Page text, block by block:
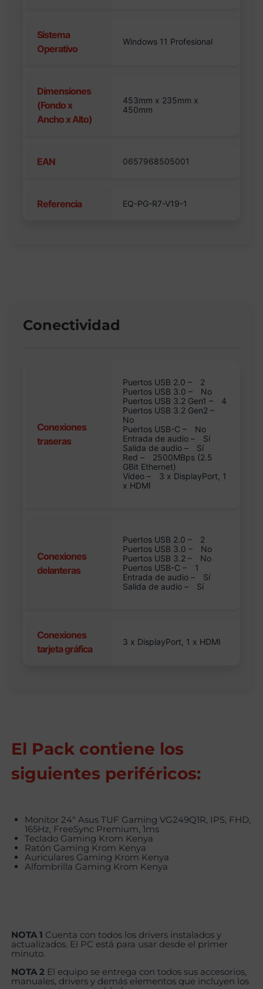
Sistema
Operativo
Windows 11 Profesional
Dimensiones
(Fondo x
Ancho x Alto)
453mm x 235mm x
450mm
EAN 0657968505001
Referencia EQ-PG-R7-V19-1
Conectividad
Conexiones
traseras
Puertos USB 2.0 –
2
Puertos USB 3.0 –
No
Puertos USB 3.2 Gen1 –
4
Puertos USB 3.2 Gen2 –
No
Puertos USB-C –
No
Entrada de audio –
Sí
Salida de audio –
Sí
Red –
2500MBps (2.5
GBit Ethernet)
Vídeo –
3 x DisplayPort, 1
x HDMI
Conexiones
delanteras
Puertos USB 2.0 –
2
Puertos USB 3.0 –
No
Puertos USB 3.2 –
No
Puertos USB-C –
1
Entrada de audio –
Sí
Salida de audio –
Sí
Conexiones
tarjeta gráfica
3 x DisplayPort, 1 x HDMI
El Pack contiene los
siguientes periféricos:
Monitor 24″ Asus TUF Gaming VG249Q1R, IPS, FHD,
165Hz, FreeSync Premium, 1ms
Teclado Gaming Krom Kenya
Ratón Gaming Krom Kenya
Auriculares Gaming Krom Kenya
Alfombrilla Gaming Krom Kenya
NOTA 1 Cuenta con todos los drivers instalados y
actualizados. El PC está para usar desde el primer
minuto.
NOTA 2 El equipo se entrega con todos sus accesorios,
manuales, drivers y demás elementos que incluyen los